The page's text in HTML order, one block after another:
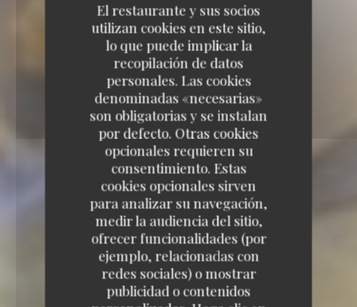
El restaurante y sus socios
utilizan cookies en este sitio,
lo que puede implicar la
recopilación de datos
personales. Las cookies
denominadas «necesarias»
son obligatorias y se instalan
por defecto. Otras cookies
opcionales requieren su
consentimiento. Estas
cookies opcionales sirven
para analizar su navegación,
medir la audiencia del sitio,
ofrecer funcionalidades (por
ejemplo, relacionadas con
redes sociales) o mostrar
publicidad o contenidos